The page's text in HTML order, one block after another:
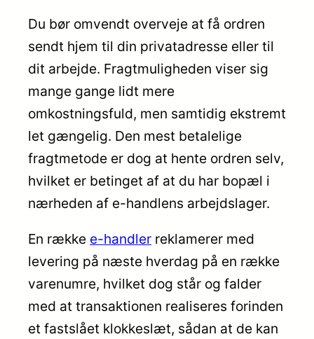
Du bør omvendt overveje at få ordren
sendt hjem til din privatadresse eller til
dit arbejde. Fragtmuligheden viser sig
mange gange lidt mere
omkostningsfuld, men samtidig ekstremt
let gængelig. Den mest betalelige
fragtmetode er dog at hente ordren selv,
hvilket er betinget af at du har bopæl i
nærheden af e-handlens arbejdslager.
En række e-handler reklamerer med
levering på næste hverdag på en række
varenumre, hvilket dog står og falder
med at transaktionen realiseres forinden
et fastslået klokkeslæt, sådan at de kan